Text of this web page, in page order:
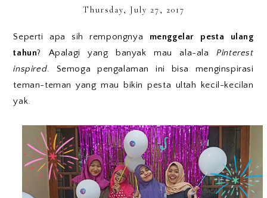
Thursday, July 27, 2017
Seperti apa sih rempongnya menggelar pesta ulang
tahun? Apalagi yang banyak mau ala-alaPinterest
inspired. Semoga pengalaman ini bisa menginspirasi
teman-teman yang mau bikin pesta ultah kecil-kecilan
yak.